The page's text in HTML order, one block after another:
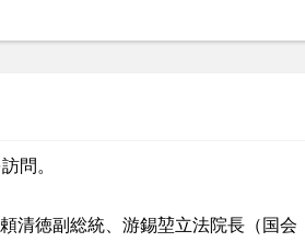
問。
清徳副総統、游錫堃立法院長（国会